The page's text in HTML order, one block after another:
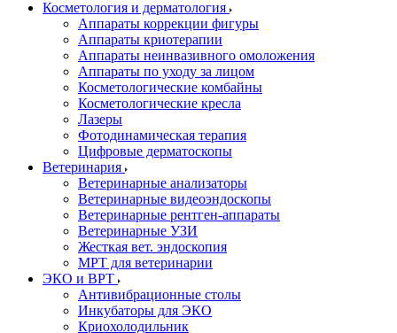
Косметология и дерматология
Аппараты коррекции фигуры
Аппараты криотерапии
Аппараты неинвазивного омоложения
Аппараты по уходу за лицом
Косметологические комбайны
Косметологические кресла
Лазеры
Фотодинамическая терапия
Цифровые дерматоскопы
Ветеринария
Ветеринарные анализаторы
Ветеринарные видеоэндоскопы
Ветеринарные рентген-аппараты
Ветеринарные УЗИ
Жесткая вет. эндоскопия
МРТ для ветеринарии
ЭКО и ВРТ
Антивибрационные столы
Инкубаторы для ЭКО
Криохолодильник